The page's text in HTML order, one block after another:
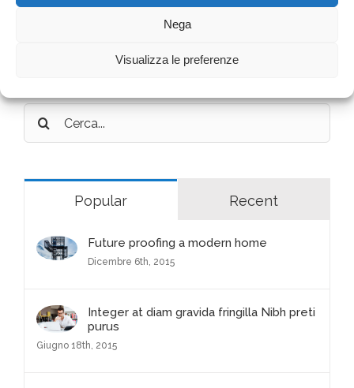
Nega
Visualizza le preferenze
Cerca
per:
Popular Recent
Future proofing a modern home
Dicembre 6th, 2015
Integer at diam gravida fringilla Nibh preti
purus
Giugno 18th, 2015